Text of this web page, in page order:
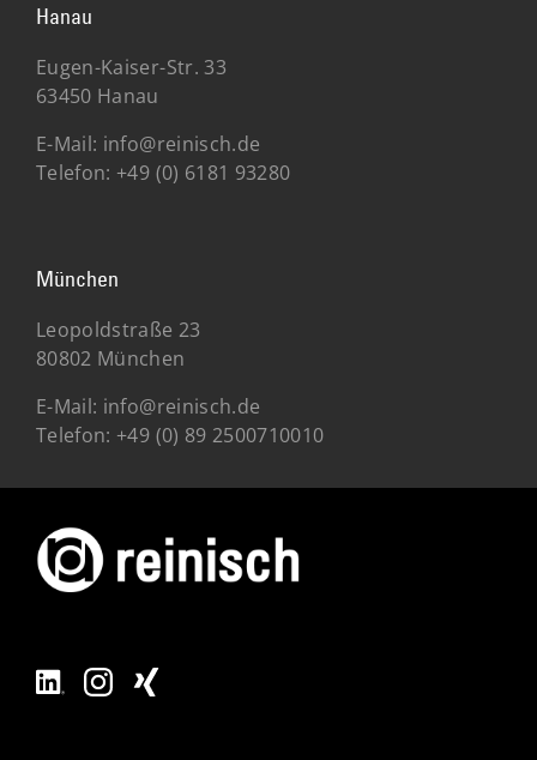
Hanau
Eugen-Kaiser-Str. 33
63450 Hanau
E-Mail: info@reinisch.de
Telefon: +49 (0) 6181 93280
München
Leopoldstraße 23
80802 München
E-Mail: info@reinisch.de
Telefon: +49 (0) 89 2500710010